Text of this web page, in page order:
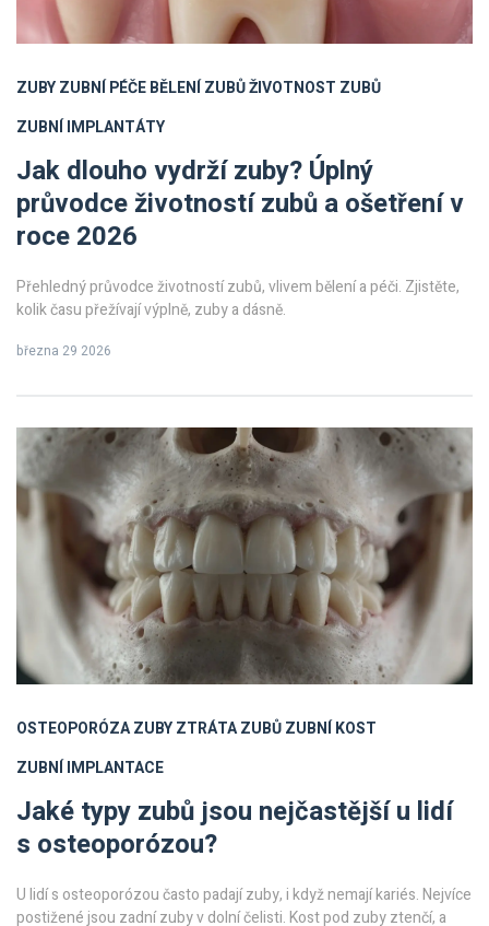
ZUBYZUBNÍ PÉČEBĚLENÍ ZUBŮŽIVOTNOST ZUBŮ
ZUBNÍ IMPLANTÁTY
Jak dlouho vydrží zuby? Úplný
průvodce životností zubů a ošetření v
roce 2026
Přehledný průvodce životností zubů, vlivem bělení a péči. Zjistěte,
kolik času přežívají výplně, zuby a dásně.
března 29 2026
OSTEOPORÓZAZUBYZTRÁTA ZUBŮZUBNÍ KOST
ZUBNÍ IMPLANTACE
Jaké typy zubů jsou nejčastější u lidí
s osteoporózou?
U lidí s osteoporózou často padají zuby, i když nemají kariés. Nejvíce
postižené jsou zadní zuby v dolní čelisti. Kost pod zuby ztenčí, a